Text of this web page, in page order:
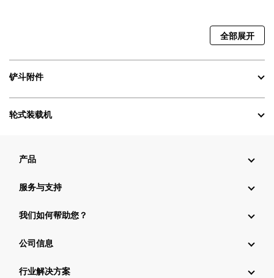
全部展开
铲斗附件
轮式装载机
产品
服务与支持
我们如何帮助您？
公司信息
行业解决方案